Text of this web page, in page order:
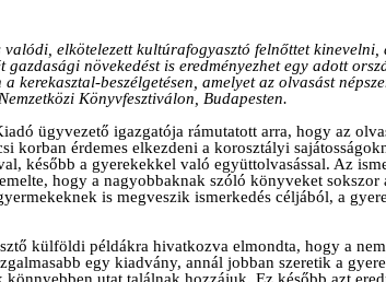
valódi, elkötelezett kultúrafogyasztó felnőttet kinevelni,
gazdasági növekedést is eredményezhet egy adott
kerekasztal-beszélgetésen, amelyet az olvasást
Könyvfesztiválon, Budapesten.
ügyvezető igazgatója rámutatott arra, hogy az
korban érdemes elkezdeni a korosztályi
később a gyerekekkel való együttolvasással. Az
hogy a nagyobbaknak szóló könyveket sokszor
is megveszik ismerkedés céljából, a
külföldi példákra hivatkozva elmondta, hogy a
egy kiadvány, annál jobban szeretik a
utat találnak hozzájuk. Ez később azt